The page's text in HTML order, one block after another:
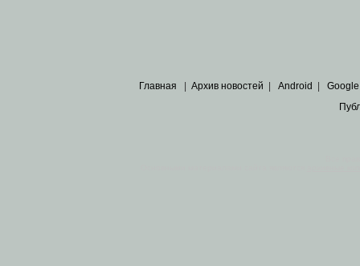
Главная Архив новостей Android Google